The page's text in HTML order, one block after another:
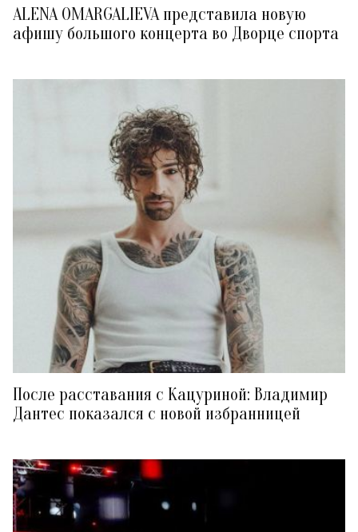
ALENA OMARGALIEVA представила новую
афишу большого концерта во Дворце спорта
После расставания с Кацуриной: Владимир
Дантес показался с новой избранницей